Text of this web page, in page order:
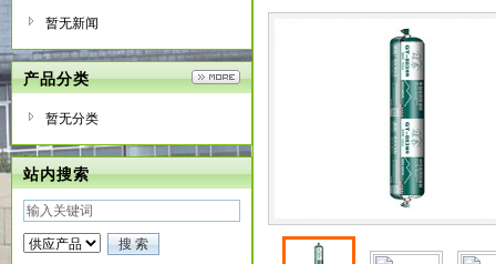
暂无新闻
产品分类
暂无分类
站内搜索